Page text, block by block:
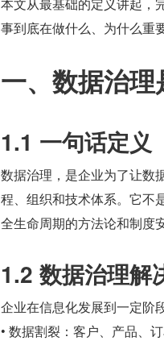
事到底在做什么、为什么重
一、数据治理
1.1 一句话定义
数据治理，是企业为了让数
程、组织和技术体系。它不
全生命周期的方法论和制度安
1.2 数据治理解
企业在信息化发展到一定阶
• 数据割裂：客户、产品、